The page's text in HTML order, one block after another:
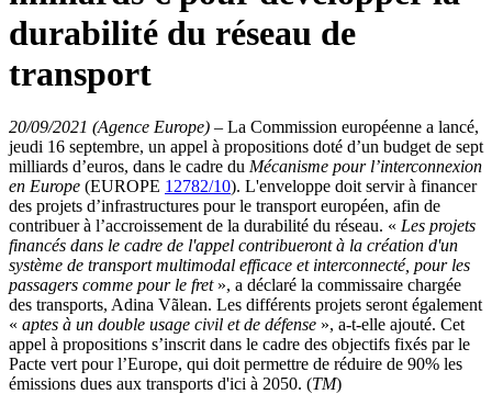
durabilité du réseau de
transport
20/09/2021 (Agence Europe) – La Commission européenne a lancé,
jeudi 16 septembre, un appel à propositions doté d’un budget de sept
milliards d’euros, dans le cadre du Mécanisme pour l’interconnexion
en Europe (EUROPE 12782/10). L'enveloppe doit servir à financer
des projets d’infrastructures pour le transport européen, afin de
contribuer à l’accroissement de la durabilité du réseau. « Les projets
financés dans le cadre de l'appel contribueront à la création d'un
système de transport multimodal efficace et interconnecté, pour les
passagers comme pour le fret », a déclaré la commissaire chargée
des transports, Adina Vãlean. Les différents projets seront également
« aptes à un double usage civil et de défense », a-t-elle ajouté. Cet
appel à propositions s’inscrit dans le cadre des objectifs fixés par le
Pacte vert pour l’Europe, qui doit permettre de réduire de 90% les
émissions dues aux transports d'ici à 2050. (TM)